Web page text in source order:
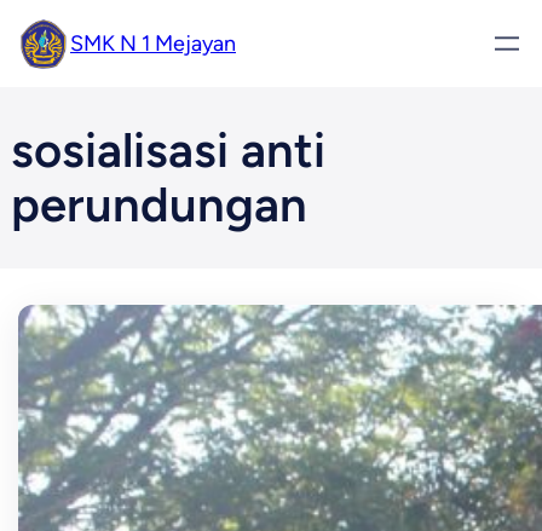
Skip
SMK N 1 Mejayan
sosialisasi anti
perundungan